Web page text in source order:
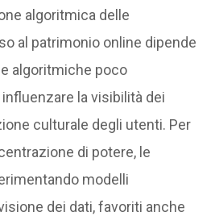
algoritmica delle
al patrimonio online dipende
algoritmiche poco
la visibilità dei
culturale degli utenti. Per
di potere, le
modelli
dei dati, favoriti anche